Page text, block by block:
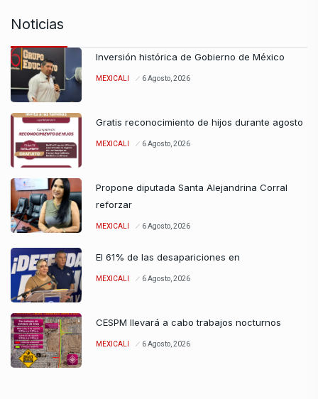
Noticias
Inversión histórica de Gobierno de México
MEXICALI 6 Agosto, 2026
Gratis reconocimiento de hijos durante agosto
MEXICALI 6 Agosto, 2026
Propone diputada Santa Alejandrina Corral
reforzar
MEXICALI 6 Agosto, 2026
El 61% de las desapariciones en
MEXICALI 6 Agosto, 2026
CESPM llevará a cabo trabajos nocturnos
MEXICALI 6 Agosto, 2026